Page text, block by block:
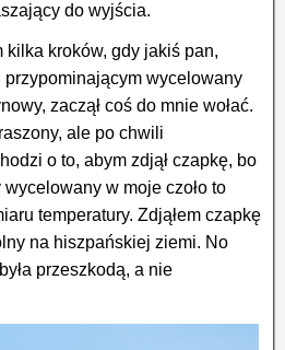
do wyjścia.
kilka kroków, gdy jakiś pan,
wycelowany
zaczął coś do mnie wołać.
ale po chwili
o to, abym zdjął czapkę, bo
w moje czoło to
temperatury. Zdjąłem czapkę
na hiszpańskiej ziemi. No
przeszkodą, a nie